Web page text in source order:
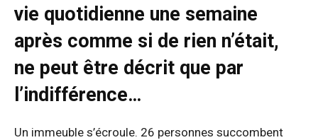
vie quotidienne une semaine
après comme si de rien n’était,
ne peut être décrit que par
l’indifférence…
Un immeuble s’écroule. 26 personnes succombent